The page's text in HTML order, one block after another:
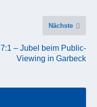
Nächste
7:1 – Jubel beim Public-
Viewing in Garbeck